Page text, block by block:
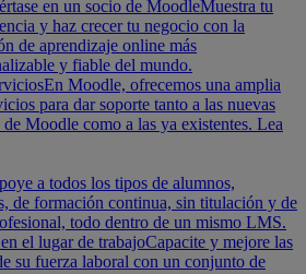
en un socio de MoodleMuestra tu
y haz crecer tu negocio con la
de aprendizaje online más
y fiable del mundo.
En Moodle, ofrecemos una amplia
para dar soporte tanto a las nuevas
de Moodle como a las ya existentes. Lea
a todos los tipos de alumnos,
de formación continua, sin titulación y de
todo dentro de un mismo LMS.
el lugar de trabajoCapacite y mejore las
su fuerza laboral con un conjunto de